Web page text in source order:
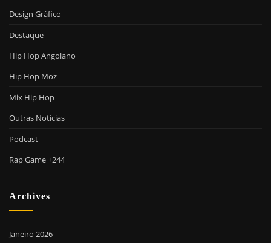
Design Gráfico
Destaque
Hip Hop Angolano
Hip Hop Moz
Mix Hip Hop
Outras Notícias
Podcast
Rap Game +244
Archives
Janeiro 2026